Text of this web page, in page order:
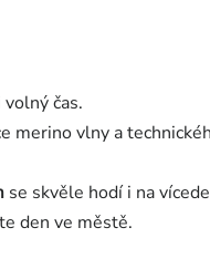
čas.
merino vlny a
se skvěle hodí i na
den ve městě.